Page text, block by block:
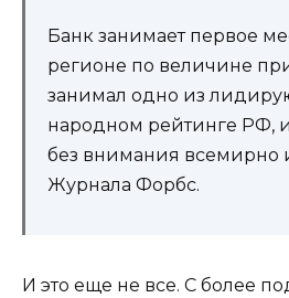
Банк занимает первое
регионе по величине
занимал одно из
народном рейтинге РФ,
без внимания всемирно
Журнала Форбс.
И это еще не все. С более